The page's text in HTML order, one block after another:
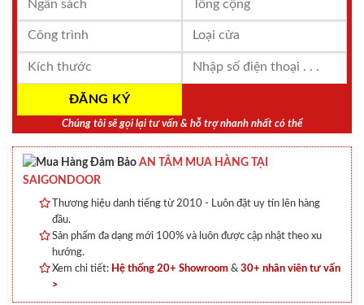
Chúng tôi sẽ gọi lại tư vấn & hỗ trợ nhanh nhất có thể
AN TÂM MUA HÀNG TẠI
SAIGONDOOR
Thương hiệu danh tiếng từ 2010 - Luôn đặt uy tín lên hàng
đầu.
Sản phẩm đa dạng mới 100% và luôn được cập nhật theo xu
hướng.
Xem chi tiết: Hệ thống 20+ Showroom & 30+ nhân viên tư vấn
>